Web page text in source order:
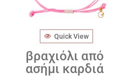
Quick View
βραχιόλι από
ασήμι καρδιά